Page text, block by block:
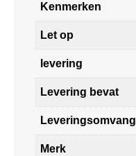
Kenmerken
Let op
levering
Levering bevat
Leveringsomvang
Merk